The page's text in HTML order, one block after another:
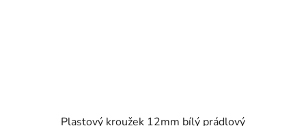
Plastový kroužek 12mm bílý prádlový